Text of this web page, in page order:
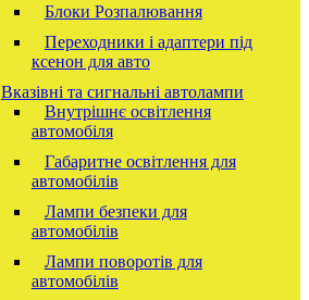
Блоки Розпалювання
Переходники і адаптери під
ксенон для авто
Вказівні та сигнальні автолампи
Внутрішнє освітлення
автомобіля
Габаритне освітлення для
автомобілів
Лампи безпеки для
автомобілів
Лампи поворотів для
автомобілів